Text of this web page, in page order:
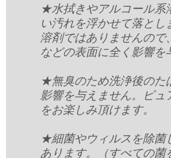
★水拭きやアルコール系
い汚れを浮かせて落とし
溶剤ではありませんので
などの表面に全く影響を
★無臭のため洗浄後のた
影響を与えません。ピュ
をお楽しみ頂けます。
★細菌やウィルスを除菌
あります。（すべての菌